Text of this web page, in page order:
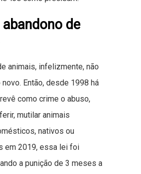
de
animais, infelizmente, não
Então, desde 1998 há
como crime o abuso,
mutilar animais
nativos ou
em 2019, essa lei foi
a punição de 3 meses a